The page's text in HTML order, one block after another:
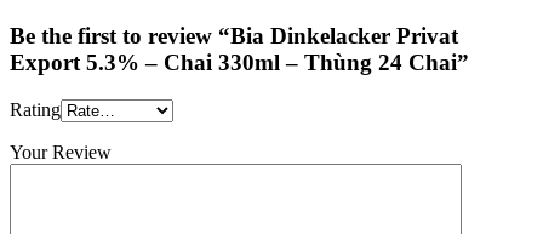
Be the first to review “Bia Dinkelacker Privat
Export 5.3% – Chai 330ml – Thùng 24 Chai”
Rating
Your Review